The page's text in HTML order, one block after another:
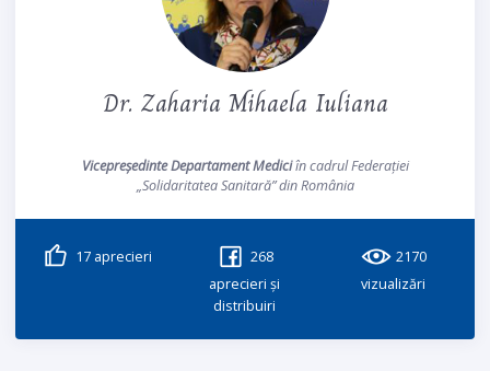
Dr. Zaharia Mihaela Iuliana
Vicepreședinte Departament Mediciîn cadrul Federației
„Solidaritatea Sanitară” din România
17aprecieri
268
aprecieri și
distribuiri
2170
vizualizări